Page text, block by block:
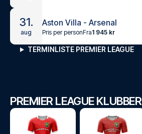
31.
aug
Aston Villa - Arsenal
Pris per personFra1 945 kr
TERMINLISTE PREMIER LEAGUE
PREMIER LEAGUE KLUBBER